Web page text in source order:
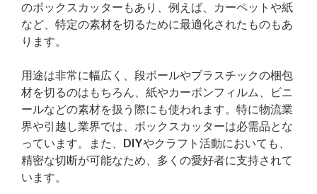
のボックスカッターもあり、例えば、カーペットや紙
など、特定の素材を切るために最適化されたものもあ
ります。
用途は非常に幅広く、段ボールやプラスチックの梱包
材を切るのはもちろん、紙やカーボンフィルム、ビニ
ールなどの素材を扱う際にも使われます。特に物流業
界や引越し業界では、ボックスカッターは必需品とな
っています。また、DIYやクラフト活動においても、
精密な切断が可能なため、多くの愛好者に支持されて
います。